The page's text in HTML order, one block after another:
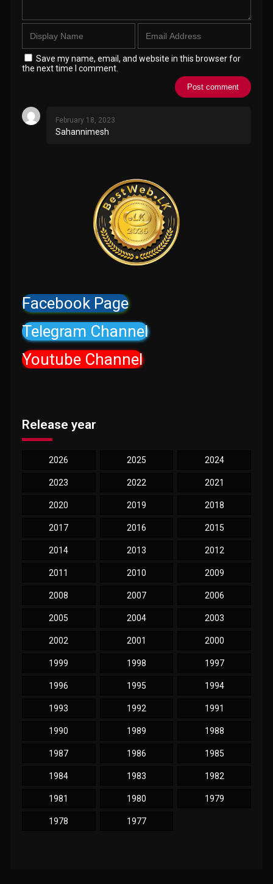
Save my name, email, and website in this browser for
the next time I comment.
February 18, 2023
Sahannimesh
Facebook Page
Telegram Channel
Youtube Channel
Release year
2026 2025 2024
2023 2022 2021
2020 2019 2018
2017 2016 2015
2014 2013 2012
2011 2010 2009
2008 2007 2006
2005 2004 2003
2002 2001 2000
1999 1998 1997
1996 1995 1994
1993 1992 1991
1990 1989 1988
1987 1986 1985
1984 1983 1982
1981 1980 1979
1978 1977